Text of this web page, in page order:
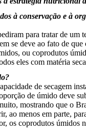
à conservação e à
para tratar de um
se deve ao fato de
ou coprodutos
eles com matéria
de secagem
de úmido deve
mostrando que o
ao menos em parte,
os coprodutos